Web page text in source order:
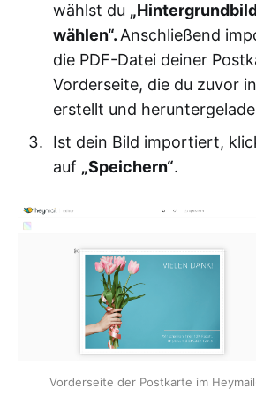
wählst du
wählen“.Anschließend
die PDF-Datei deiner
Vorderseite, die du zuvor
erstellt und
Ist dein Bild importiert,
auf „Speichern“.
Vorderseite der Postkarte im